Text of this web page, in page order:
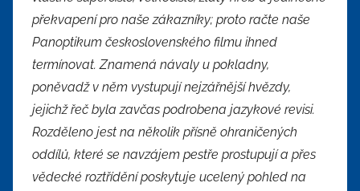
překvapení pro naše zákazníky; proto račte naše
Panoptikum československého filmu ihned
termínovat. Znamená návaly u pokladny,
poněvadž v něm vystupují nejzářnější hvězdy,
jejichž řeč byla zavčas podrobena jazykové revisi.
Rozděleno jest na několik přísně ohraničených
oddílů, které se navzájem pestře prostupují a přes
vědecké roztřídění poskytuje ucelený pohled na